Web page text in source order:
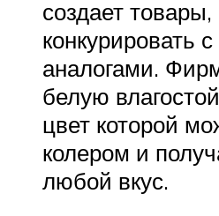
создает
конкурировать
аналогами.
белую
цвет которой
колером и
любой вкус.